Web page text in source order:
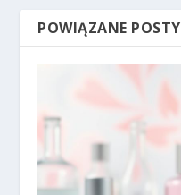
POWIĄZANE POSTY